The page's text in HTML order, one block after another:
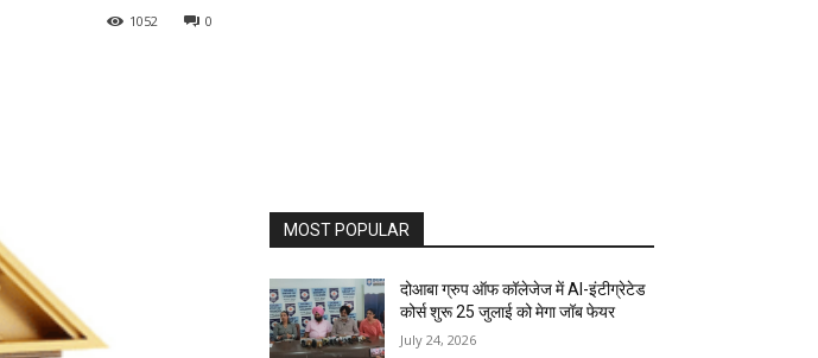
0
1052
MOST POPULAR
दोआबा ग्रुप ऑफ कॉलेजेज में AI-इंटीग्रेटेड
कोर्स शुरू 25 जुलाई को मेगा जॉब फेयर
July 24, 2026